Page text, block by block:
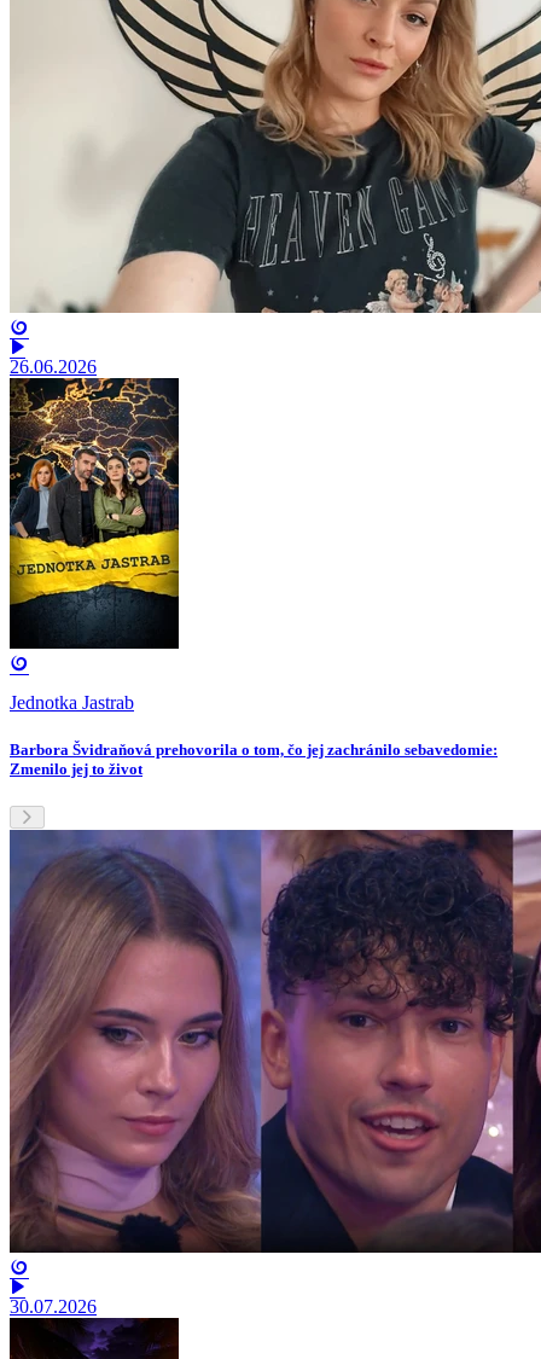
26.06.2026
Jednotka Jastrab
Barbora Švidraňová prehovorila o tom, čo jej zachránilo sebavedomie:
Zmenilo jej to život
30.07.2026